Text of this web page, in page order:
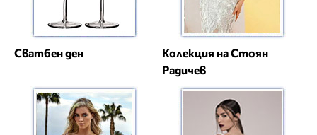
Сватбен ден
Колекция на Стоян
Радичев